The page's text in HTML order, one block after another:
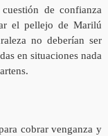
de confianza
el pellejo de Marilú
no deberían ser
en situaciones nada
cobrar venganza y